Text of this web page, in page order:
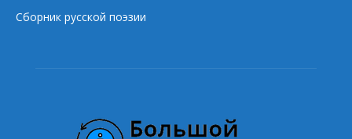
Сборник русской поэзии